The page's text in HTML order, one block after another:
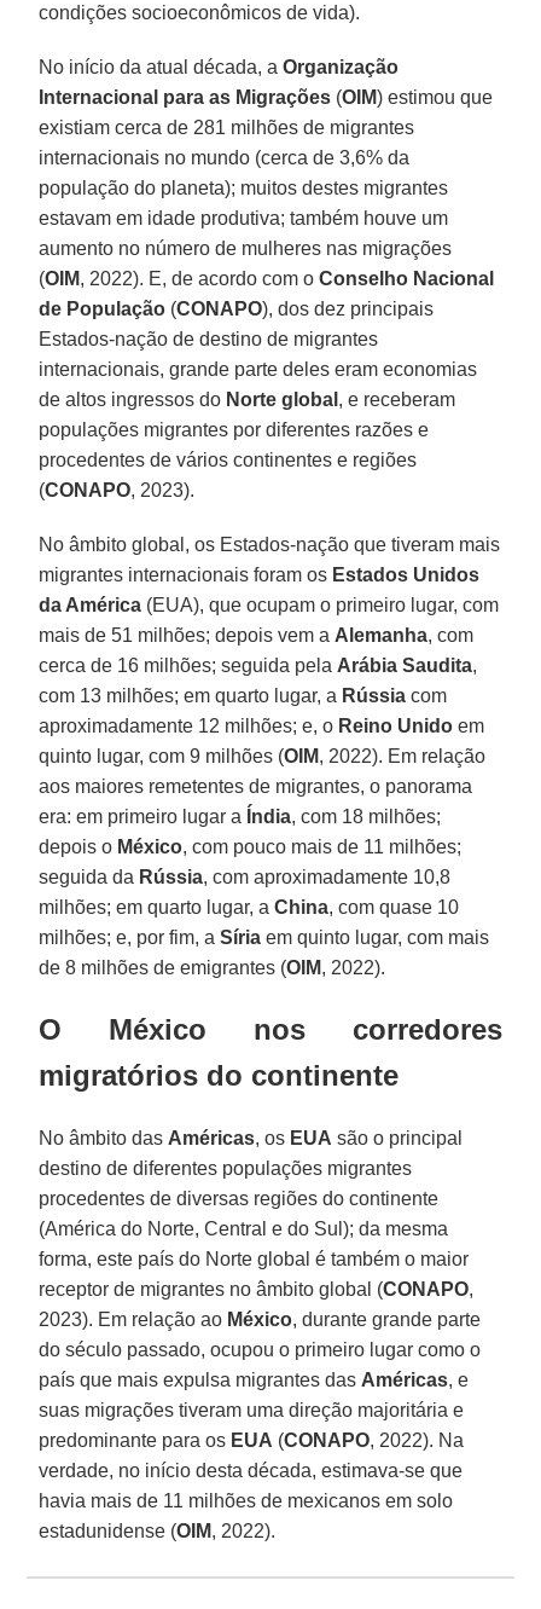
condições socioeconômicos de vida).
No início da atual década, aOrganização
Internacional para as Migrações (OIM) estimou que
existiam cerca de 281 milhões de migrantes
internacionais no mundo (cerca de 3,6% da
população do planeta); muitos destes migrantes
estavam em idade produtiva; também houve um
aumento no número de mulheres nas migrações
(OIM, 2022). E, de acordo com oConselho Nacional
de População (CONAPO), dos dez principais
Estados-nação de destino de migrantes
internacionais, grande parte deles eram economias
de altos ingressos do Norte global , e receberam
populações migrantes por diferentes razões e
procedentes de vários continentes e regiões
(CONAPO, 2023).
No âmbito global, os Estados-nação que tiveram mais
migrantes internacionais foram os Estados Unidos
da América (EUA), que ocupam o primeiro lugar, com
mais de 51 milhões; depois vem a Alemanha, com
cerca de 16 milhões; seguida pela Arábia Saudita,
com 13 milhões; em quarto lugar, a Rússia com
aproximadamente 12 milhões; e, o Reino Unido em
quinto lugar, com 9 milhões (OIM, 2022). Em relação
aos maiores remetentes de migrantes, o panorama
era: em primeiro lugar a Índia, com 18 milhões;
depois o México, com pouco mais de 11 milhões;
seguida da Rússia, com aproximadamente 10,8
milhões; em quarto lugar, aChina, com quase 10
milhões; e, por fim, aSíria em quinto lugar, com mais
de 8 milhões de emigrantes (OIM, 2022).
O México nos corredores
migratórios do continente
No âmbito das Américas, os EUA são o principal
destino de diferentes populações migrantes
procedentes de diversas regiões do continente
(América do Norte, Central e do Sul); da mesma
forma, este país do Norte global é também o maior
receptor de migrantes no âmbito global (CONAPO,
2023). Em relação ao México, durante grande parte
do século passado, ocupou o primeiro lugar como o
país que mais expulsa migrantes das Américas, e
suas migrações tiveram uma direção majoritária e
predominante para os EUA (CONAPO, 2022). Na
verdade, no início desta década, estimava-se que
havia mais de 11 milhões de mexicanos em solo
estadunidense (OIM, 2022).